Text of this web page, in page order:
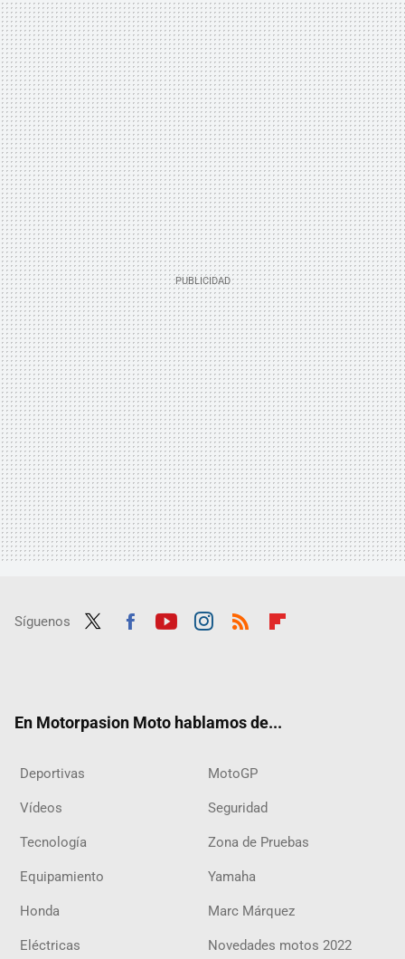
Síguenos
En Motorpasion Moto hablamos de...
Deportivas MotoGP
Vídeos Seguridad
Tecnología Zona de Pruebas
Equipamiento Yamaha
Honda Marc Márquez
Eléctricas Novedades motos 2022